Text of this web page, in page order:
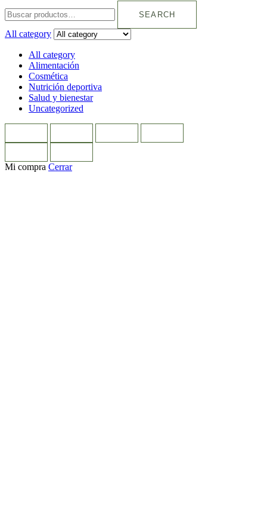
SEARCH
All category
All category
Alimentación
Cosmética
Nutrición deportiva
Salud y bienestar
Uncategorized
Mi compra Cerrar